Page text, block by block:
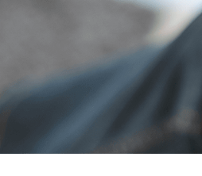
Trabaje con actitud y
Modern AM242 siempre